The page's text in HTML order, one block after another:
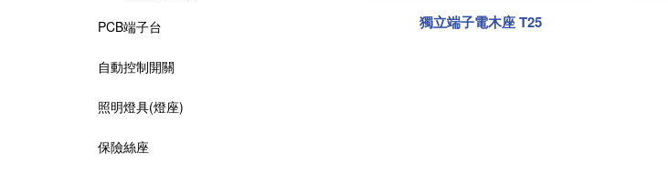
PCB端子台
自動控制開關
照明燈具(燈座)
保險絲座
獨立端子電木座 T25